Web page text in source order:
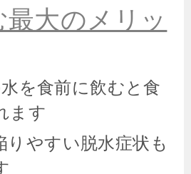
大のメリッ
水を食前に飲むと食
ます
りやすい脱水症状も